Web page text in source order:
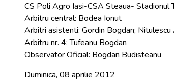
CS Poli Agro Iasi-CSA Steaua- Stadionul
Arbitru central: Bodea Ionut
Arbitri asistenti: Gordin Bogdan; Nitulescu
Arbitru nr. 4: Tufeanu Bogdan
Observator Oficial: Bogdan Budisteanu
Duminica, 08 aprilie 2012